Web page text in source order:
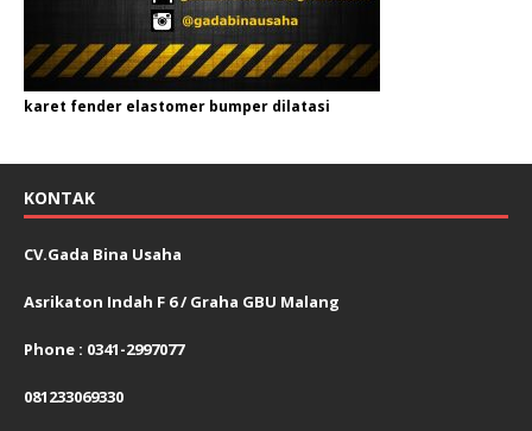
karet fender elastomer bumper dilatasi
KONTAK
CV.Gada Bina Usaha
Asrikaton Indah F 6 / Graha GBU Malang
Phone : 0341-2997077
081233069330